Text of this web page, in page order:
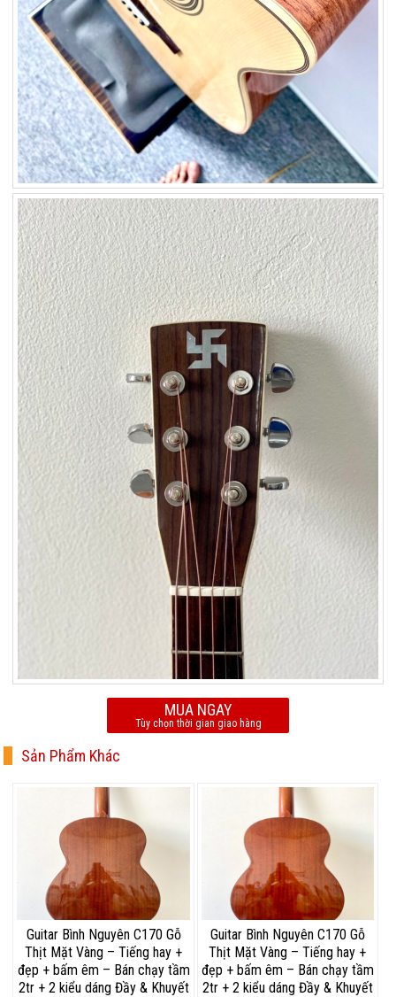
MUA NGAY
Tùy chọn thời gian giao hàng
Sản Phẩm Khác
Guitar Bình Nguyên C170 Gỗ
Thịt Mặt Vàng – Tiếng hay +
đẹp + bấm êm – Bán chạy tầm
2tr + 2 kiểu dáng Đầy & Khuyết
Guitar Bình Nguyên C170 Gỗ
Thịt Mặt Vàng – Tiếng hay +
đẹp + bấm êm – Bán chạy tầm
2tr + 2 kiểu dáng Đầy & Khuyết